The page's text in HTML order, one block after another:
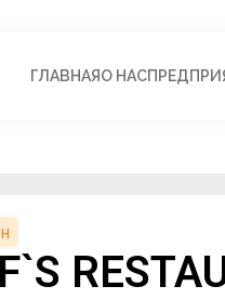
ГЛАВНАЯО НАС